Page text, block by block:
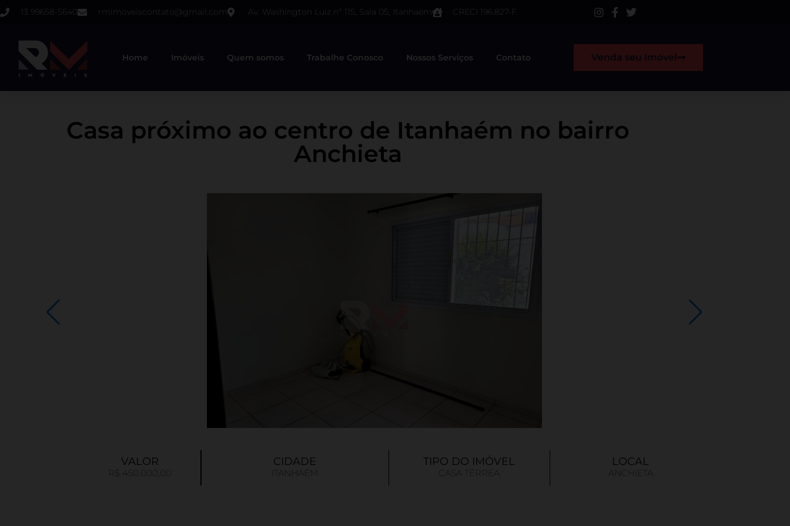
13 99658-5640 rmimoveiscontato@gmail.com Av. Washington Luiz nº 115, Sala 05, Itanhaém CRECI 196.827-F
Home Imóveis Quem somos Trabalhe Conosco Nossos Serviços Contato Venda seu Imóvel
Casa próximo ao centro de Itanhaém no bairro
Anchieta
VALOR
R$ 450.000,00
CIDADE
ITANHAÉM
TIPO DO IMÓVEL
CASA TÉRREA
LOCAL
ANCHIETA